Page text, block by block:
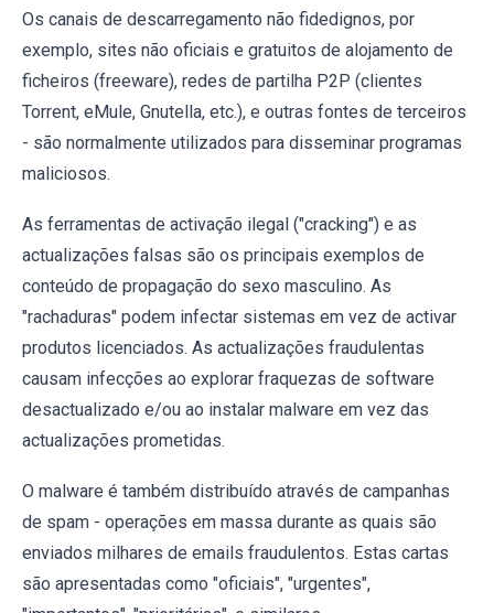
Os canais de descarregamento não fidedignos, por
exemplo, sites não oficiais e gratuitos de alojamento de
ficheiros (freeware), redes de partilha P2P (clientes
Torrent, eMule, Gnutella, etc.), e outras fontes de terceiros
- são normalmente utilizados para disseminar programas
maliciosos.
As ferramentas de activação ilegal ("cracking") e as
actualizações falsas são os principais exemplos de
conteúdo de propagação do sexo masculino. As
"rachaduras" podem infectar sistemas em vez de activar
produtos licenciados. As actualizações fraudulentas
causam infecções ao explorar fraquezas de software
desactualizado e/ou ao instalar malware em vez das
actualizações prometidas.
O malware é também distribuído através de campanhas
de spam - operações em massa durante as quais são
enviados milhares de emails fraudulentos. Estas cartas
são apresentadas como "oficiais", "urgentes",